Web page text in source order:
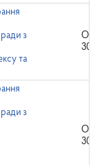
ради з
та
ради з